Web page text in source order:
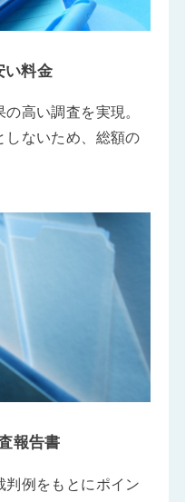
い料金
高い調査を実現。
しないため、総額の
報告書
判例をもとにポイン